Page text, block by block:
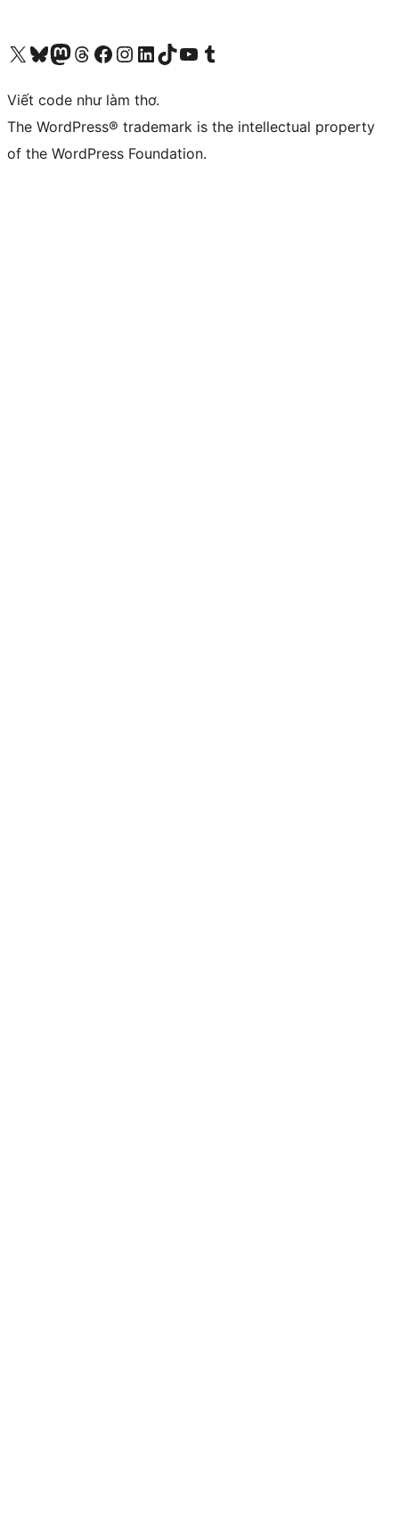
Truy cập tài khoản X (trước đây là Twitter) của chúng tôiVisit our Bluesky account
Visit our Mastodon account
Visit our Threads account
Xem trang Facebook của chúng tôiTruy cập tài khoản Instagram của chúng tôiTruy cập tài khoản LinkedIn của chúng tôiVisit our TikTok account
Truy cập kênh YouTube của chúng tôi Visit our Tumblr account
Viết code như làm thơ.
The WordPress® trademark is the intellectual property
of the WordPress Foundation.